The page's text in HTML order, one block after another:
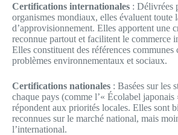
Certifications internationales : Délivrées
organismes mondiaux, elles évaluent toute
d’approvisionnement. Elles apportent une
reconnue partout et facilitent le commerce
Elles constituent des références communes
problèmes environnementaux et sociaux.
Certifications nationales : Basées sur les
chaque pays (comme l’« Écolabel japonais
répondent aux priorités locales. Elles sont
reconnues sur le marché national, mais
l’international.